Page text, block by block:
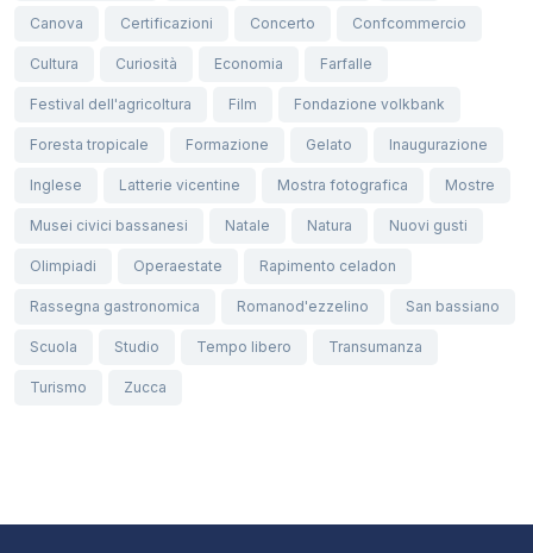
Canova Certificazioni Concerto Confcommercio
Cultura Curiosità Economia Farfalle
Festival dell'agricoltura Film Fondazione volkbank
Foresta tropicale Formazione Gelato Inaugurazione
Inglese Latterie vicentine Mostra fotografica Mostre
Musei civici bassanesi Natale Natura Nuovi gusti
Olimpiadi Operaestate Rapimento celadon
Rassegna gastronomica Romanod'ezzelino San bassiano
Scuola Studio Tempo libero Transumanza
Turismo Zucca